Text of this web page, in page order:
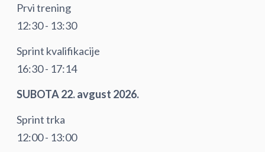
Prvi trening
12:30 - 13:30
Sprint kvalifikacije
16:30 - 17:14
SUBOTA 22. avgust 2026.
Sprint trka
12:00 - 13:00